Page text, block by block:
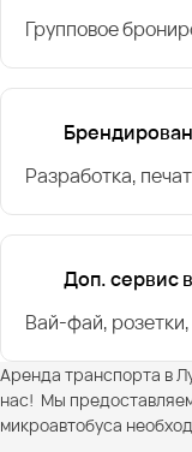
Групповое
Разработка,
Доп. сервис
Вай-фай,
Аренда транспорта в
нас! Мы
микроавтобуса